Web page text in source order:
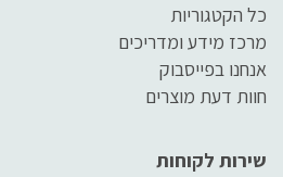
כל הקטגוריות
מרכז מידע ומדריכים
אנחנו בפייסבוק
חוות דעת מוצרים
שירות לקוחות